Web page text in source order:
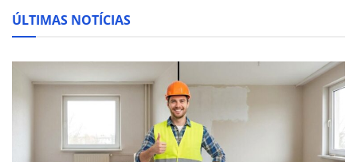
ÚLTIMAS NOTÍCIAS